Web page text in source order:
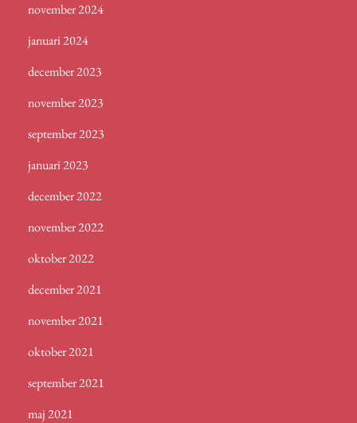
november 2024
januari 2024
december 2023
november 2023
september 2023
januari 2023
december 2022
november 2022
oktober 2022
december 2021
november 2021
oktober 2021
september 2021
maj 2021